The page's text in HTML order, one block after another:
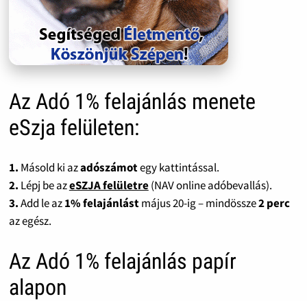
Az Adó 1% felajánlás menete
eSzja felületen:
1. Másold ki azadószámotegy kattintással.
2. Lépj be azeSZJA felületre(NAV online adóbevallás).
3.Add le az1% felajánlástmájus 20-ig – mindössze2 perc
az egész.
Az Adó 1% felajánlás papír
alapon